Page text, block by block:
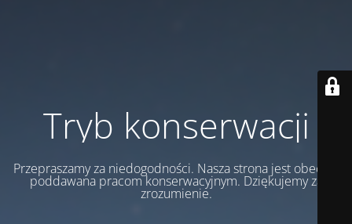
Tryb konserwacji
Przepraszamy za niedogodności. Nasza strona jest obecnie
poddawana pracom konserwacyjnym. Dziękujemy za
zrozumienie.